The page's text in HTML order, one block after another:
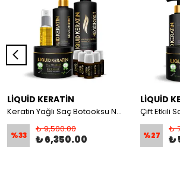
LİQUİD KERATİN
Keratin Yağlı Saç Botooksu No 2 (Onarım + Yoğun Nem) Keratin Bakım Seti - Yanan Yıpranan Kuru Saçlara
%33
₺ 9,500.00
₺ 6,350.00
LİQUİD
%27
₺
₺